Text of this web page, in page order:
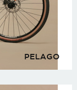
PELAGO